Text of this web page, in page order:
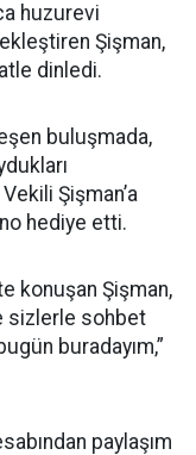
huzurevi
Şişman,
dinledi.
buluşmada,
Şişman’a
hediye etti.
konuşan Şişman,
sizlerle sohbet
buradayım,”
paylaşım